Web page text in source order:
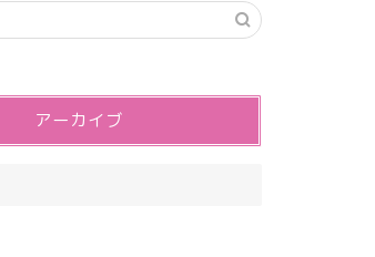
アーカイブ